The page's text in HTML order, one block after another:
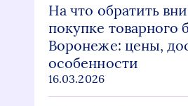
На что обратить
покупке товарного
Воронеже: цены,
особенности
16.03.2026